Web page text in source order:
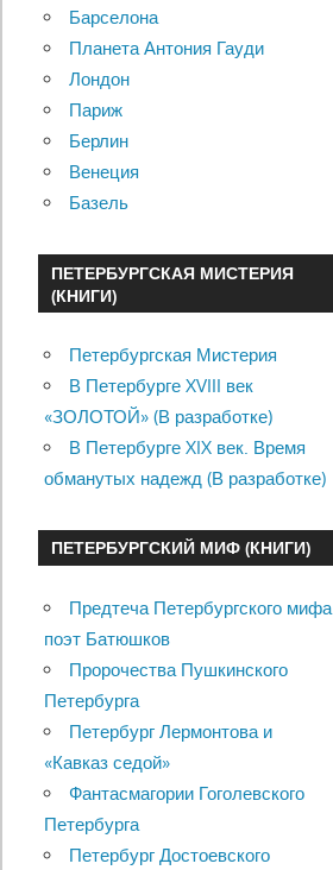
Барселона
Планета Антония Гауди
Лондон
Париж
Берлин
Венеция
Базель
ПЕТЕРБУРГСКАЯ МИСТЕРИЯ
(КНИГИ)
Петербургская Мистерия
В Петербурге XVIII век
«ЗОЛОТОЙ» (В разработке)
В Петербурге XIX век. Время
обманутых надежд (В разработке)
ПЕТЕРБУРГСКИЙ МИФ (КНИГИ)
Предтеча Петербургского мифа
поэт Батюшков
Пророчества Пушкинского
Петербурга
Петербург Лермонтова и
«Кавказ седой»
Фантасмагории Гоголевского
Петербурга
Петербург Достоевского